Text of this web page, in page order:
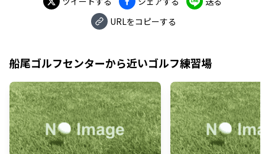
す。
URLをコピーする
船尾ゴルフセンターから近いゴルフ練習場